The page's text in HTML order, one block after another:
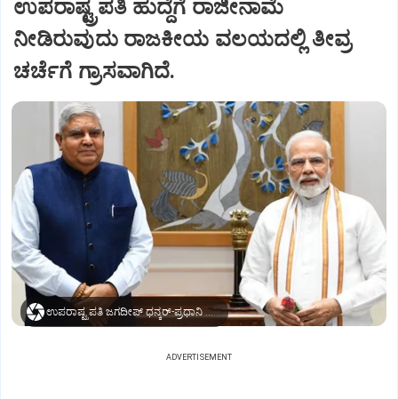
ಉಪರಾಷ್ಟ್ರಪತಿ ಹುದ್ದೆಗೆ ರಾಜೀನಾಮೆ
ನೀಡಿರುವುದು ರಾಜಕೀಯ ವಲಯದಲ್ಲಿ ತೀವ್ರ
ಚರ್ಚೆಗೆ ಗ್ರಾಸವಾಗಿದೆ.
ಉಪರಾಷ್ಟ್ರಪತಿ ಜಗದೀಪ್‌ ಧನ್ಕರ್-ಪ್ರಧಾನಿ ಮೋದಿ
ADVERTISEMENT